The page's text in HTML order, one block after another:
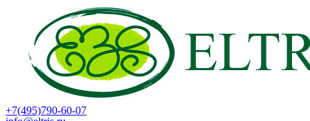
+7(495)790-60-07